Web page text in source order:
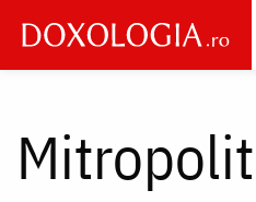
main